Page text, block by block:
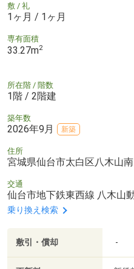
敷 / 礼
1ヶ月 / 1ヶ月
専有面積
33.27m2
所在階 / 階数
1階 / 2階建
築年数
2026年9月 新築
住所
宮城県仙台市太白区八木山
交通
仙台市地下鉄東西線 八木山
乗り換え検索
敷引・償却 -